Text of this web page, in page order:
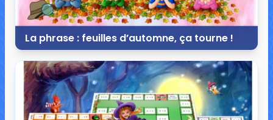
La phrase : feuilles d’automne, ça tourne !
26 octobre 2020
3 commentaires
23 324 vues